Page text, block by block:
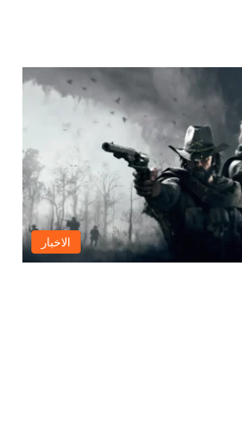
الاخبار